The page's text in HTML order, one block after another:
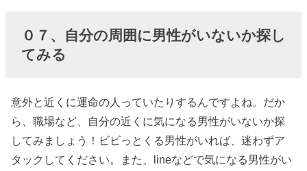
０７、自分の周囲に男性がいないか探し
てみる
意外と近くに運命の人っていたりするんですよね。だか
ら、職場など、自分の近くに気になる男性がいないか探
してみましょう！ビビっとくる男性がいれば、迷わずア
タックしてください。また、lineなどで気になる男性がい